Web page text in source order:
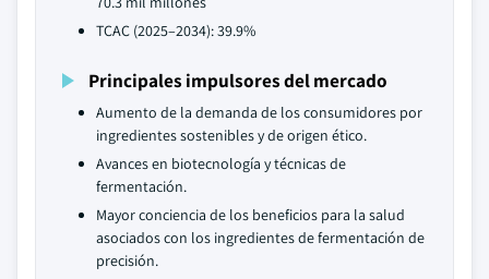
TCAC (2025–2034): 39.9%
Principales impulsores del mercado
Aumento de la demanda de los consumidores por
ingredientes sostenibles y de origen ético.
Avances en biotecnología y técnicas de
fermentación.
Mayor conciencia de los beneficios para la salud
asociados con los ingredientes de fermentación de
precisión.